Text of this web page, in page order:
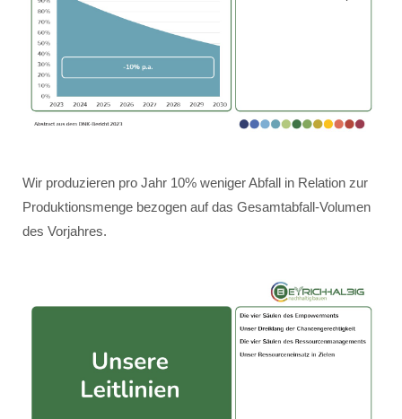
Wir produzieren pro Jahr 10% weniger Abfall in Relation zur
Produktionsmenge bezogen auf das Gesamtabfall-Volumen
des Vorjahres.